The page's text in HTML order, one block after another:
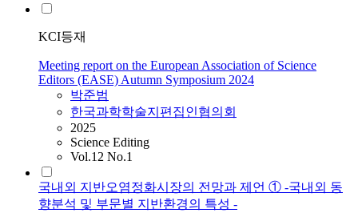
KCI등재
Meeting report on the European Association of Science
Editors (EASE) Autumn Symposium 2024
박준범
한국과학학술지편집인협의회
2025
Science Editing
Vol.12 No.1
국내외 지반오염정화시장의 전망과 제언 ① -국내외 동
향분석 및 부문별 지반환경의 특성 -